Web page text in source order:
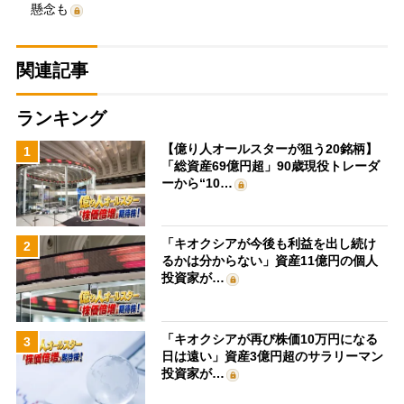
懸念も
関連記事
ランキング
1
【億り人オールスターが狙う20銘柄】
「総資産69億円超」90歳現役トレーダ
ーから“10…
2
「キオクシアが今後も利益を出し続け
るかは分からない」資産11億円の個人
投資家が…
3
「キオクシアが再び株価10万円になる
日は遠い」資産3億円超のサラリーマン
投資家が…